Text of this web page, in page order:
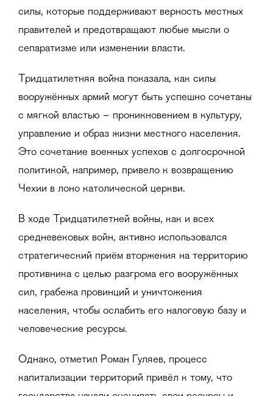
силы, которые поддерживают верность местных
правителей и предотвращают любые мысли о
сепаратизме или изменении власти.
Тридцатилетняя война показала, как силы
вооружённых армий могут быть успешно сочетаны
с мягкой властью – проникновением в культуру,
управление и образ жизни местного населения.
Это сочетание военных успехов с долгосрочной
политикой, например, привело к возвращению
Чехии в лоно католической церкви.
В ходе Тридцатилетней войны, как и всех
средневековых войн, активно использовался
стратегический приём вторжения на территорию
противника с целью разгрома его вооружённых
сил, грабежа провинций и уничтожения
населения, чтобы ослабить его налоговую базу и
человеческие ресурсы.
Однако, отметил Роман Гуляев, процесс
капитализации территорий привёл к тому, что